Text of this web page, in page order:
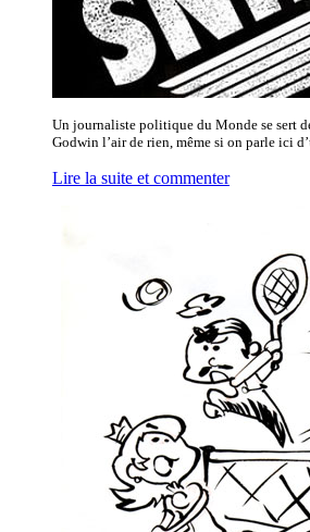
Un journaliste politique du Monde se sert
Godwin l’air de rien, même si on parle ici
Lire la suite et commenter